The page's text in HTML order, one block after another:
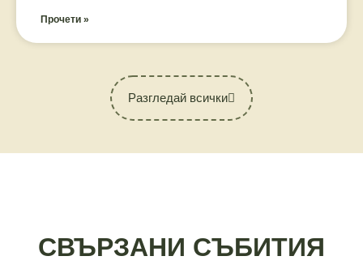
Прочети »
Разгледай всички
СВЪРЗАНИ СЪБИТИЯ